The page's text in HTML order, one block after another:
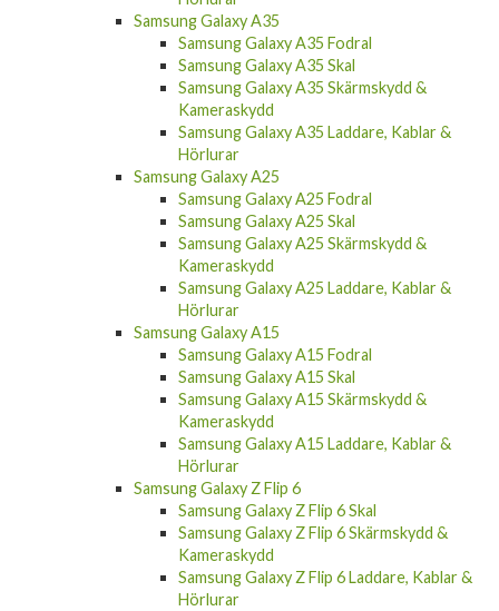
Samsung Galaxy A35 Fodral
Samsung Galaxy A35 Skal
Samsung Galaxy A35 Skärmskydd &
Kameraskydd
Samsung Galaxy A35 Laddare, Kablar &
Hörlurar
Samsung Galaxy A25
Samsung Galaxy A25 Fodral
Samsung Galaxy A25 Skal
Samsung Galaxy A25 Skärmskydd &
Kameraskydd
Samsung Galaxy A25 Laddare, Kablar &
Hörlurar
Samsung Galaxy A15
Samsung Galaxy A15 Fodral
Samsung Galaxy A15 Skal
Samsung Galaxy A15 Skärmskydd &
Kameraskydd
Samsung Galaxy A15 Laddare, Kablar &
Hörlurar
Samsung Galaxy Z Flip 6
Samsung Galaxy Z Flip 6 Skal
Samsung Galaxy Z Flip 6 Skärmskydd &
Kameraskydd
Samsung Galaxy Z Flip 6 Laddare, Kablar &
Hörlurar
Samsung Galaxy Z Fold 6